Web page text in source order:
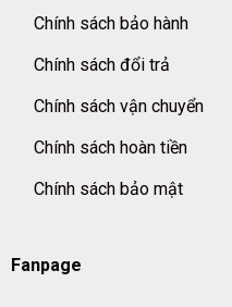
Chính sách bảo hành
Chính sách đổi trả
Chính sách vận chuyển
Chính sách hoàn tiền
Chính sách bảo mật
Fanpage